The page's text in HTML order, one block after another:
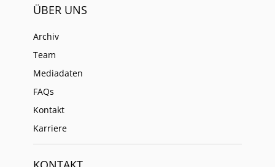
ÜBER UNS
Archiv
Team
Mediadaten
FAQs
Kontakt
Karriere